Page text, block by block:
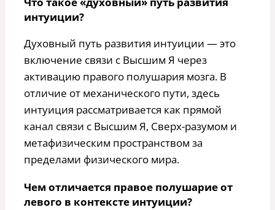
интуиции?
Духовный путь развития интуиции — это
включение связи с Высшим Я через
активацию правого полушария мозга. В
отличие от механического пути, здесь
интуиция рассматривается как прямой
канал связи с Высшим Я, Сверх-разумом и
метафизическим пространством за
пределами физического мира.
Чем отличается правое полушарие от
левого в контексте интуиции?